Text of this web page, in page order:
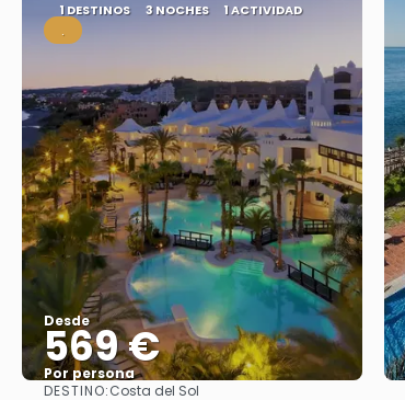
1 DESTINOS 3 NOCHES 1 ACTIVIDAD
.
Desde
569 €
Por persona
DESTINO:Costa del Sol